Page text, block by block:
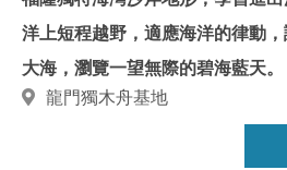
洋上短程越野，適應海洋的律動
大海，瀏覽一望無際的碧海藍天。
龍門獨木舟基地